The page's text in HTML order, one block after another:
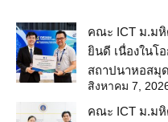
คณะ ICT ม.มหิ
ยินดี เนื่องในโ
สถาปนาหอสมุ
สิงหาคม 7,
คณะ ICT ม.มหิ